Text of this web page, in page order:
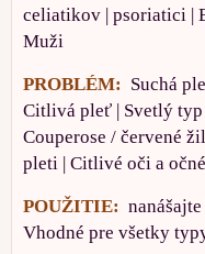
celiatikov | psoriatici |
Muži
PROBLÉM: Suchá
Citlivá pleť | Svetlý typ
Couperose / červené
pleti | Citlivé oči a
POUŽITIE:
Vhodné pre všetky